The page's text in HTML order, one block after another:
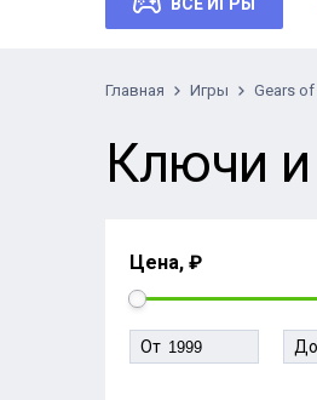
Главная Игры Gears of
Ключи и
Цена, ₽
От До